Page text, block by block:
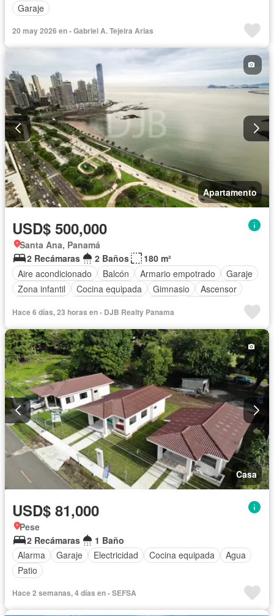
Garaje
20 may 2026 en - Gabriel A. Tejeira Arias
Apartamento
USD$ 500,000
Santa Ana, Panamá
2 Recámaras
2 Baños
180 m²
Aire acondicionado
Balcón Armario empotrado
Garaje
Zona infantil
Cocina equipada Gimnasio
Ascensor
Piscina
Hace 6 días, 23 horas en - DJB Realty Panama
Casa
USD$ 81,000
Pese
2 Recámaras
1 Baño
Alarma
Garaje Electricidad Cocina equipada
Agua
Patio
Hace 2 semanas, 4 días en - SEFSA